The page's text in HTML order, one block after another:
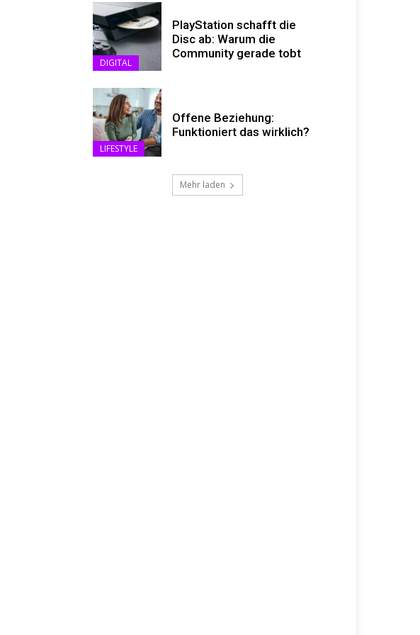
DIGITAL
PlayStation schafft die
Disc ab: Warum die
Community gerade tobt
LIFESTYLE
Offene Beziehung:
Funktioniert das wirklich?
Mehr laden